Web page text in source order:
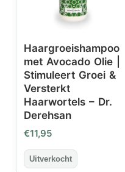
Haargroeishampoo
met Avocado Olie |
Stimuleert Groei &
Versterkt
Haarwortels – Dr.
Derehsan
€11,95